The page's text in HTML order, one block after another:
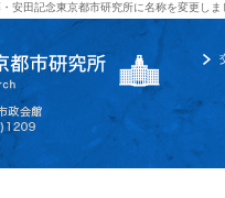
安田記念東京都市研究所に名称を変更しま